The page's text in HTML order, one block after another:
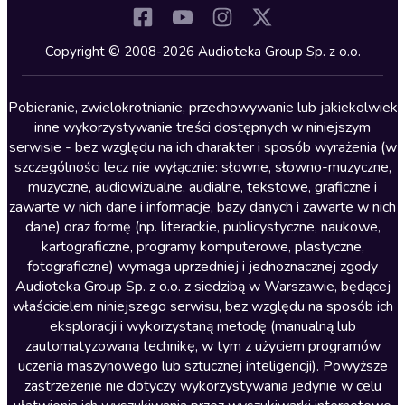
Kryminały
Lektury szkolne
Literatura anglojęzyczna
Literatura faktu
Literatura obyczajowa
Literatura piękna obca
Literatura piękna polska
Nagrania relaksacyjne
Nauka języków
Nauki humanistyczne
Podcasty i audycje
Polityka
Copyright © 2008-2026 Audioteka Group Sp. z o.o.
Pobieranie, zwielokrotnianie, przechowywanie lub jakiekolwiek
inne wykorzystywanie treści dostępnych w niniejszym
serwisie - bez względu na ich charakter i sposób wyrażenia (w
szczególności lecz nie wyłącznie: słowne, słowno-muzyczne,
muzyczne, audiowizualne, audialne, tekstowe, graficzne i
zawarte w nich dane i informacje, bazy danych i zawarte w nich
dane) oraz formę (np. literackie, publicystyczne, naukowe,
kartograficzne, programy komputerowe, plastyczne,
fotograficzne) wymaga uprzedniej i jednoznacznej zgody
Audioteka Group Sp. z o.o. z siedzibą w Warszawie, będącej
właścicielem niniejszego serwisu, bez względu na sposób ich
eksploracji i wykorzystaną metodę (manualną lub
zautomatyzowaną technikę, w tym z użyciem programów
uczenia maszynowego lub sztucznej inteligencji). Powyższe
zastrzeżenie nie dotyczy wykorzystywania jedynie w celu